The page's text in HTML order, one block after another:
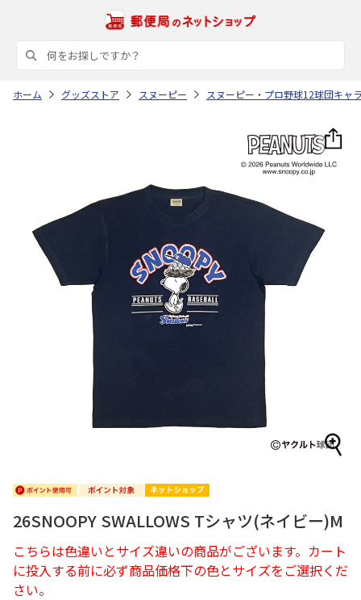
ホーム グッズストア スヌーピー スヌーピー・プロ野球12球団キャ
26SNOOPY SWALLOWS Tシャツ(ネイビー)M
こちらは色違いとサイズ違いの商品がございます。カート
に投入する前に必ず商品価格下の色とサイズをご選択くだ
さい。